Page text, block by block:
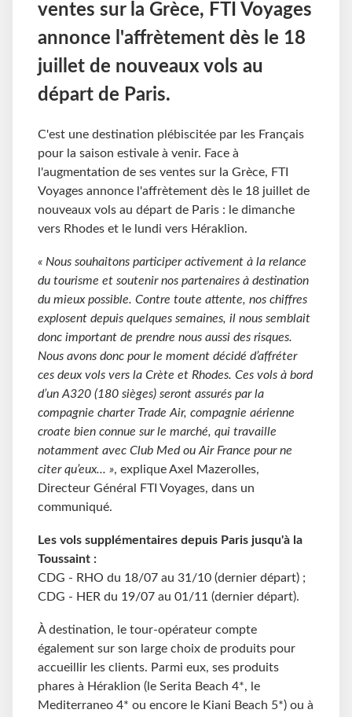
ventes sur la Grèce, FTI Voyages
annonce l'affrètement dès le 18
juillet de nouveaux vols au
départ de Paris.
C'est une destination plébiscitée par les Français
pour la saison estivale à venir. Face à
l'augmentation de ses ventes sur la Grèce, FTI
Voyages annonce l'affrètement dès le 18 juillet de
nouveaux vols au départ de Paris : le dimanche
vers Rhodes et le lundi vers Héraklion.
« Nous souhaitons participer activement à la relance
du tourisme et soutenir nos partenaires à destination
du mieux possible. Contre toute attente, nos chiffres
explosent depuis quelques semaines, il nous semblait
donc important de prendre nous aussi des risques.
Nous avons donc pour le moment décidé d’affréter
ces deux vols vers la Crète et Rhodes. Ces vols à bord
d’un A320 (180 sièges) seront assurés par la
compagnie charter Trade Air, compagnie aérienne
croate bien connue sur le marché, qui travaille
notamment avec Club Med ou Air France pour ne
citer qu’eux... », explique Axel Mazerolles,
Directeur Général FTI Voyages, dans un
communiqué.
Les vols supplémentaires depuis Paris jusqu'à la
Toussaint :
CDG - RHO du 18/07 au 31/10 (dernier départ) ;
CDG - HER du 19/07 au 01/11 (dernier départ).
À destination, le tour-opérateur compte
également sur son large choix de produits pour
accueillir les clients. Parmi eux, ses produits
phares à Héraklion (le Serita Beach 4*, le
Mediterraneo 4* ou encore le Kiani Beach 5*) ou à